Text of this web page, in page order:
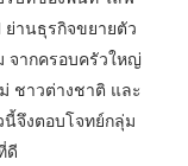
านธุรกิจขยายตัว
จากครอบครัวใหญ่
ชาวต่างชาติ และ
จึงตอบโจทย์กลุ่ม
ดี